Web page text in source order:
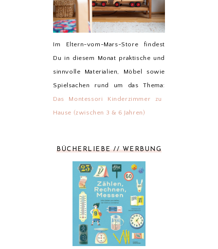
Im Eltern-vom-Mars-Store findest
Du in diesem Monat praktische und
sinnvolle Materialien, Möbel sowie
Spielsachen rund um das Thema:
Das Montessori Kinderzimmer zu
Hause (zwischen 3 & 6 Jahren)
BÜCHERLIEBE // WERBUNG